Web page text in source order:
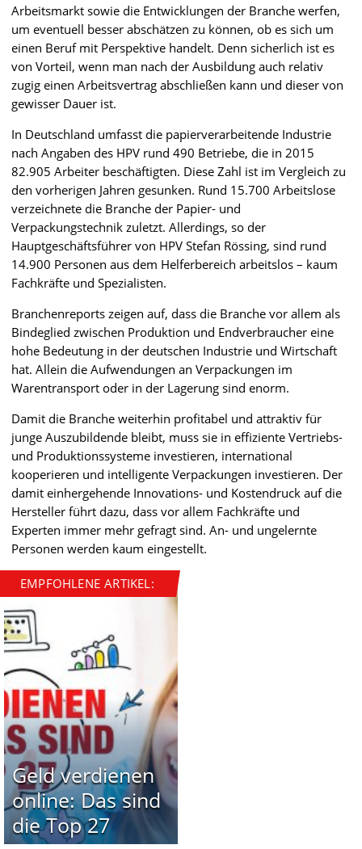
Arbeitsmarkt sowie die Entwicklungen der Branche werfen,
um eventuell besser abschätzen zu können, ob es sich um
einen Beruf mit Perspektive handelt. Denn sicherlich ist es
von Vorteil, wenn man nach der Ausbildung auch relativ
zugig einen Arbeitsvertrag abschließen kann und dieser von
gewisser Dauer ist.
In Deutschland umfasst die papierverarbeitende Industrie
nach Angaben des HPV rund 490 Betriebe, die in 2015
82.905 Arbeiter beschäftigten. Diese Zahl ist im Vergleich zu
den vorherigen Jahren gesunken. Rund 15.700 Arbeitslose
verzeichnete die Branche der Papier- und
Verpackungstechnik zuletzt. Allerdings, so der
Hauptgeschäftsführer von HPV Stefan Rössing, sind rund
14.900 Personen aus dem Helferbereich arbeitslos – kaum
Fachkräfte und Spezialisten.
Branchenreports zeigen auf, dass die Branche vor allem als
Bindeglied zwischen Produktion und Endverbraucher eine
hohe Bedeutung in der deutschen Industrie und Wirtschaft
hat. Allein die Aufwendungen an Verpackungen im
Warentransport oder in der Lagerung sind enorm.
Damit die Branche weiterhin profitabel und attraktiv für
junge Auszubildende bleibt, muss sie in effiziente Vertriebs-
und Produktionssysteme investieren, international
kooperieren und intelligente Verpackungen investieren. Der
damit einhergehende Innovations- und Kostendruck auf die
Hersteller führt dazu, dass vor allem Fachkräfte und
Experten immer mehr gefragt sind. An- und ungelernte
Personen werden kaum eingestellt.
EMPFOHLENE ARTIKEL:
Geld verdienen
online: Das sind
die Top 27